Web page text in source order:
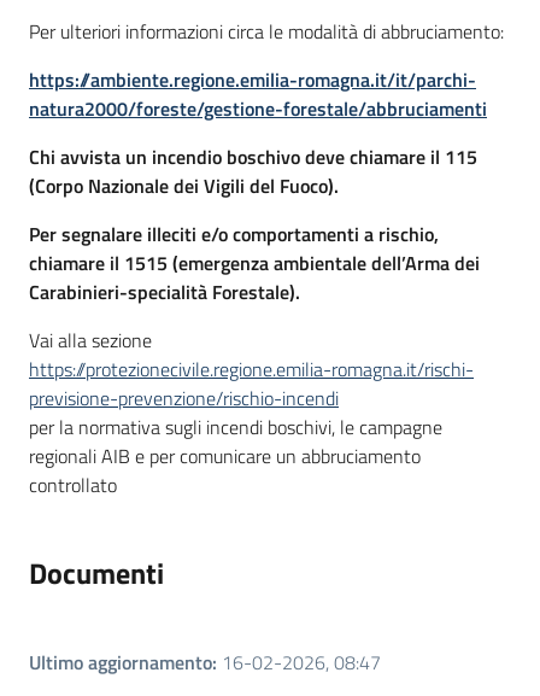
Per ulteriori informazioni circa le modalità di abbruciamento:
https://ambiente.regione.emilia-romagna.it/it/parchi-
natura2000/foreste/gestione-forestale/abbruciamenti
Chi avvista un incendio boschivo deve chiamare il 115
(Corpo Nazionale dei Vigili del Fuoco).
Per segnalare illeciti e/o comportamenti a rischio,
chiamare il 1515 (emergenza ambientale dell’Arma dei
Carabinieri-specialità Forestale).
Vai alla sezione
https://protezionecivile.regione.emilia-romagna.it/rischi-
previsione-prevenzione/rischio-incendi
per la normativa sugli incendi boschivi, le campagne
regionali AIB e per comunicare un abbruciamento
controllato
Documenti
Ultimo aggiornamento: 16-02-2026, 08:47